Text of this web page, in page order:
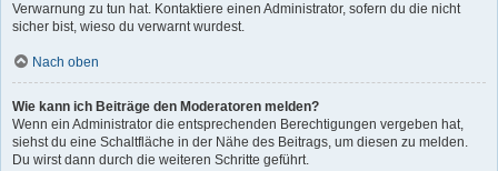
Verwarnung zu tun hat. Kontaktiere einen Administrator, sofern du die nicht
sicher bist, wieso du verwarnt wurdest.
Nach oben
Wie kann ich Beiträge den Moderatoren melden?
Wenn ein Administrator die entsprechenden Berechtigungen vergeben hat,
siehst du eine Schaltfläche in der Nähe des Beitrags, um diesen zu melden.
Du wirst dann durch die weiteren Schritte geführt.